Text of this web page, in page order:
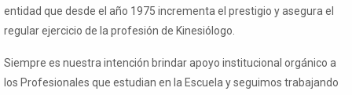
entidad que desde el año 1975 incrementa el prestigio y asegura el
regular ejercicio de la profesión de Kinesiólogo.
Siempre es nuestra intención brindar apoyo institucional orgánico a
los Profesionales que estudian en la Escuela y seguimos trabajando